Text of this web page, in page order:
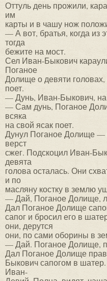
Оттуль день прожили,
им
карты и в чашу нож
— А вот, братья, когда из
тогда
бежите на мост.
Сел Иван-Быкович
Поганое
Долище о девяти головах,
поет.
— Дунь, Иван-Быкович, на
— Сам дунь, Поганое
всяка
на свой ясак поет.
Дунул Поганое Долище —
верст
сжег. Подскоцил Иван-
девята
голова осталась. Они
и по
масляну костку в землю
— Дай, Поганое Долище,
Дал Поганое Долище
сапог и бросил его в
они, дерутся
они, по сами оборины в
— Дай. Поганое Долище,
Дал Поганое Долище
Быкович сапогом в
Иван-